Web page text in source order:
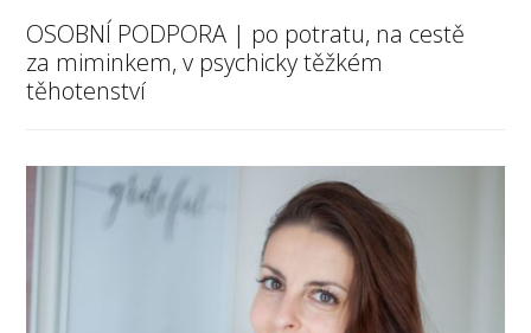
OSOBNÍ PODPORA | po potratu, na cestě
za miminkem, v psychicky těžkém
těhotenství